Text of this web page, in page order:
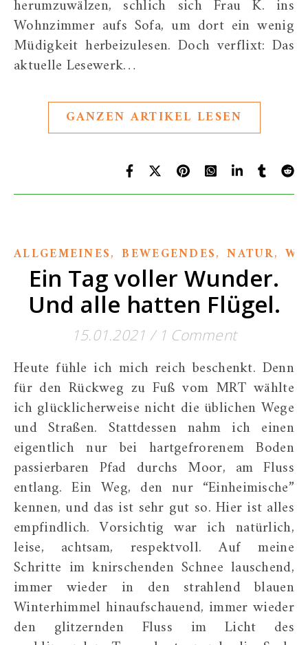
herumzuwälzen, schlich sich Frau K. ins
Wohnzimmer aufs Sofa, um dort ein wenig
Müdigkeit herbeizulesen. Doch verflixt: Das
aktuelle Lesewerk…
GANZEN ARTIKEL LESEN
ALLGEMEINES,BEWEGENDES,NATUR,
Ein Tag voller Wunder.
Und alle hatten Flügel.
15.01.2021 / 1 Comment
Heute fühle ich mich reich beschenkt. Denn
für den Rückweg zu Fuß vom MRT wählte
ich glücklicherweise nicht die üblichen Wege
und Straßen. Stattdessen nahm ich einen
eigentlich nur bei hartgefrorenem Boden
passierbaren Pfad durchs Moor, am Fluss
entlang. Ein Weg, den nur “Einheimische”
kennen, und das ist sehr gut so. Hier ist alles
empfindlich. Vorsichtig war ich natürlich,
leise, achtsam, respektvoll. Auf meine
Schritte im knirschenden Schnee lauschend,
immer wieder in den strahlend blauen
Winterhimmel hinaufschauend, immer wieder
den glitzernden Fluss im Licht des